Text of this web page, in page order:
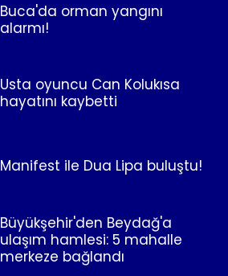
Buca'da orman yangını
alarmı!
Usta oyuncu Can Kolukısa
hayatını kaybetti
Manifest ile Dua Lipa buluştu!
Büyükşehir'den Beydağ'a
ulaşım hamlesi: 5 mahalle
merkeze bağlandı